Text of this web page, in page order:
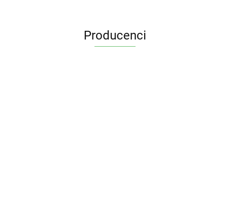
Producenci